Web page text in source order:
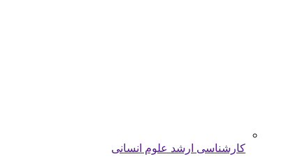
کارشناسی ارشد علوم انسانی